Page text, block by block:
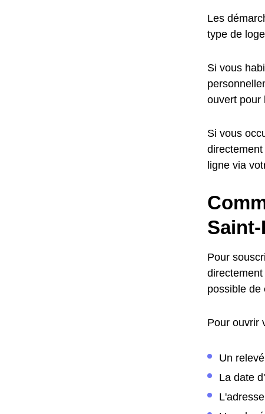
Les
type de
Si vous
ouvert pour
Si vous
ligne via
Pour
possible de
Pour ouvrir
Un
La date